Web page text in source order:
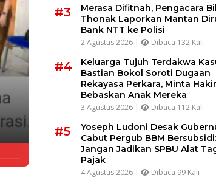
#3
Merasa Difitnah, Pengacara
Thonak Laporkan Mantan
Bank NTT ke Polisi
2 Agustus 2026 | Dibaca 132 Kali
#4
Keluarga Tujuh Terdakwa
Bastian Bokol Soroti Dugaan
Rekayasa Perkara, Minta
Bebaskan Anak Mereka
3 Agustus 2026 | Dibaca 112 Kali
#5
Yoseph Ludoni Desak
Cabut Pergub BBM Bersubsidi:
Jangan Jadikan SPBU Alat
Pajak
4 Agustus 2026 | Dibaca 99 Kali